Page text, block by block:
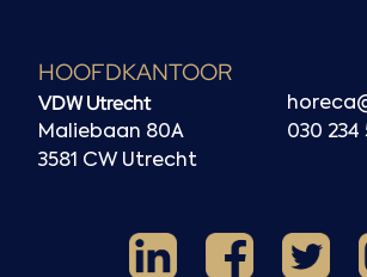
HOOFDKANTOOR
VDW Utrecht
Maliebaan 80A
3581 CW Utrecht
030 234
LinkedInFacebook
X